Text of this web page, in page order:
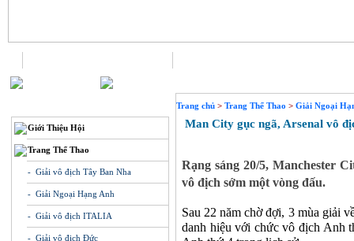
Giới Thiệu Hội
Trang Thể Thao
- Giải vô địch Tây Ban Nha
- Giải Ngoại Hạng Anh
- Giải vô địch ITALIA
- Giải vô địch Đức
Trang chủ > Trang Thể Thao > Giải Ngoại
Man City gục ngã, Arsenal vô
Rạng sáng 20/5, Manchester
vô địch sớm một vòng đấu.
Sau 22 năm chờ đợi, 3 mùa giải
danh hiệu với chức vô địch Anh